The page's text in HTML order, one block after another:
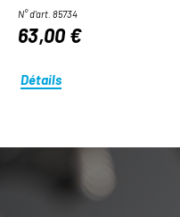
N° d'art. 85734
63,00 €
Détails